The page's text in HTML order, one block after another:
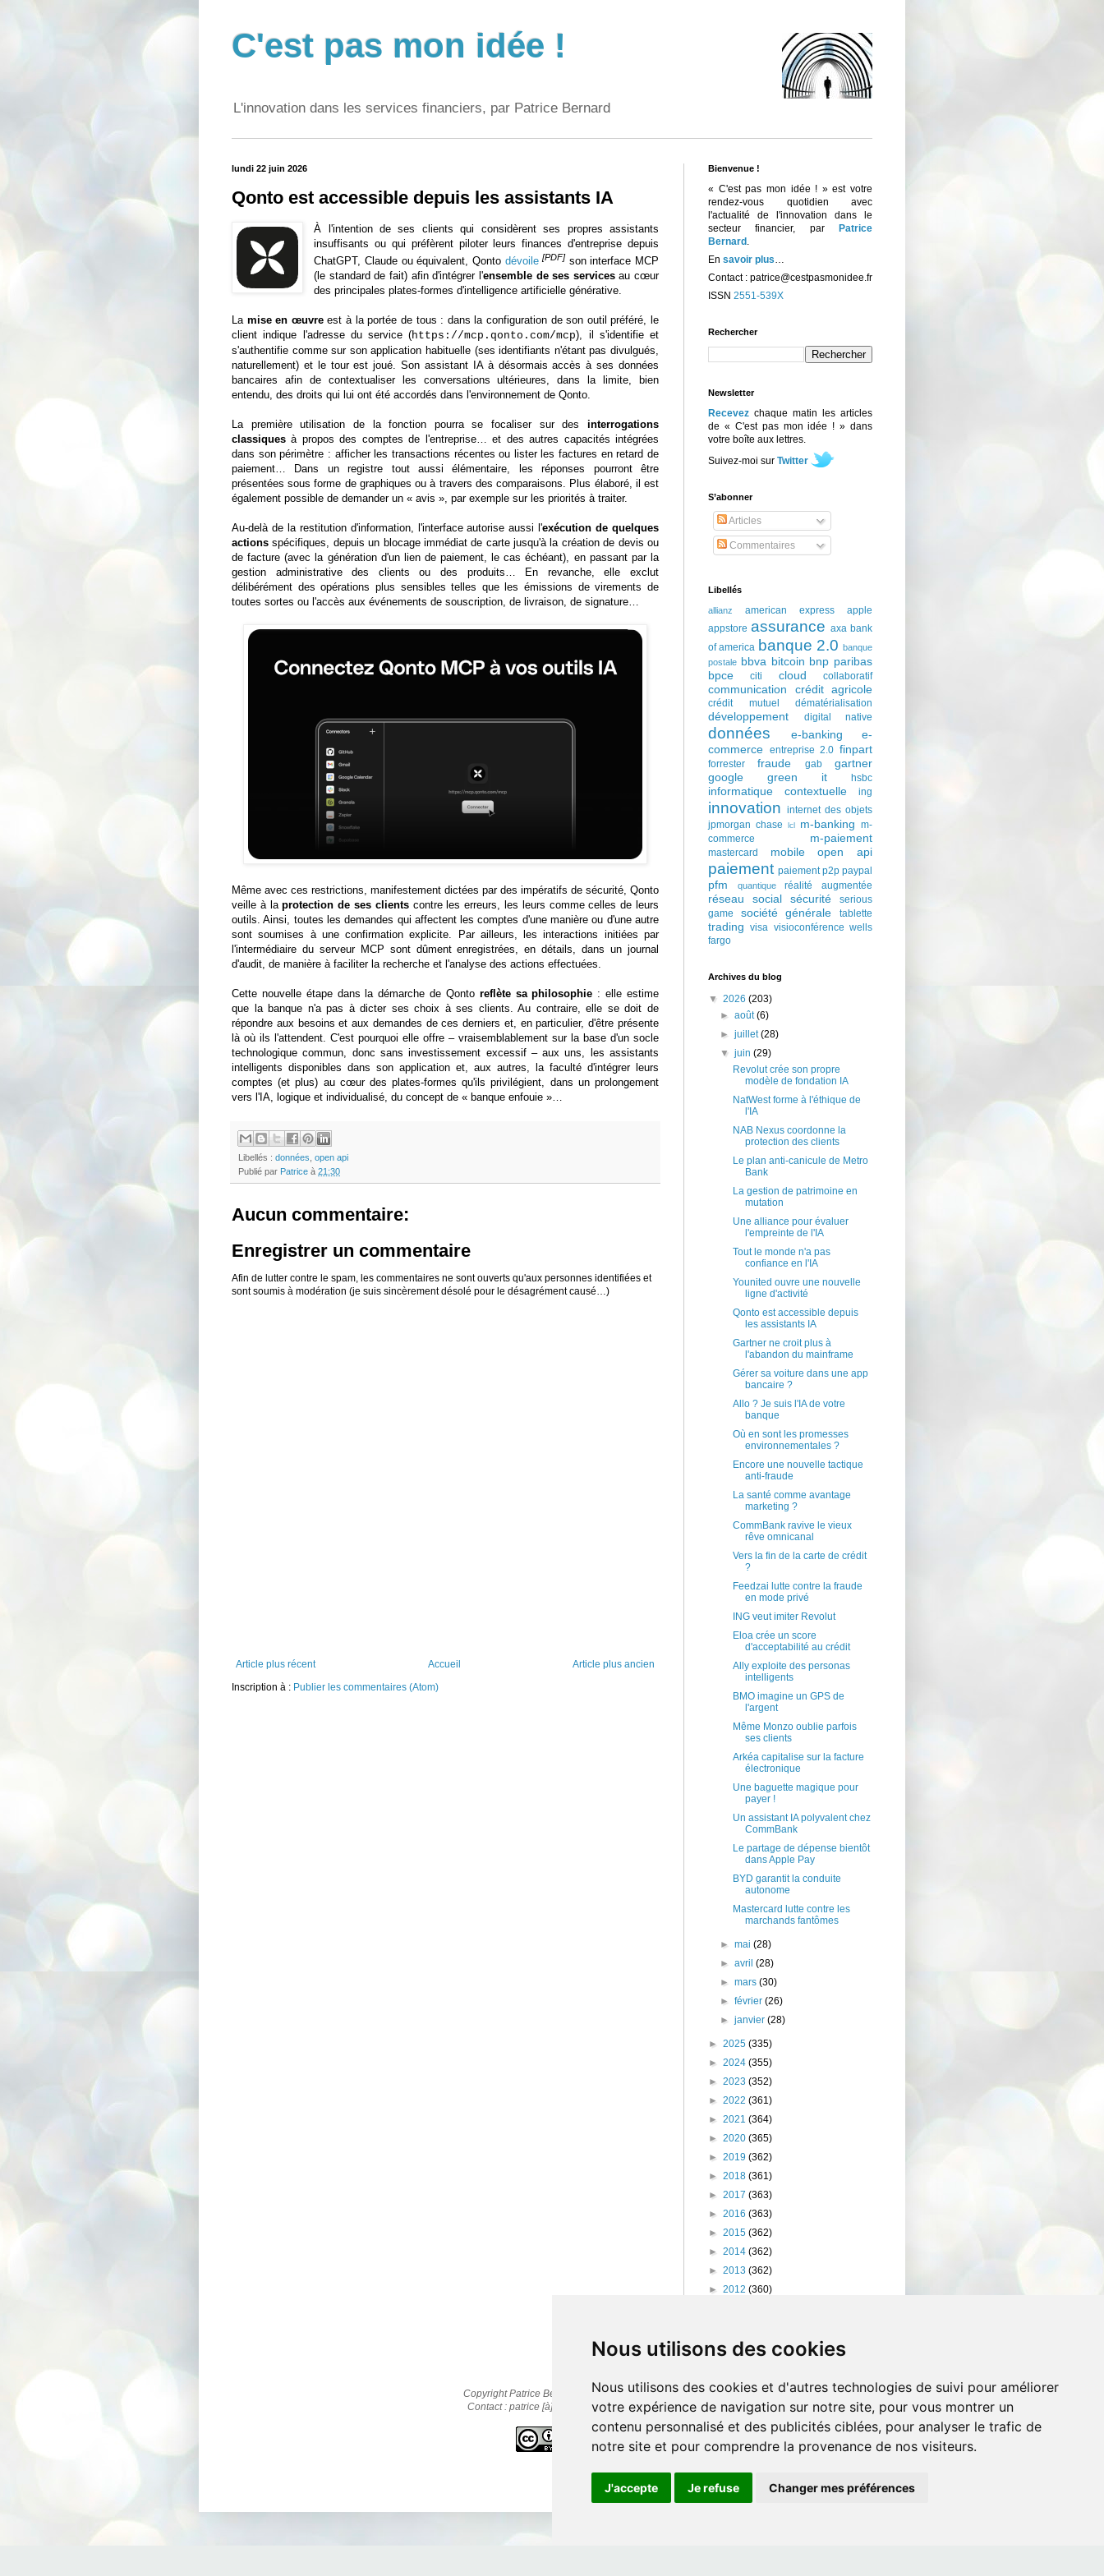
Nous utilisons des cookies
Nous utilisons des cookies et d'autres technologies de suivi pour améliorer
votre expérience de navigation sur notre site, pour vous montrer un
contenu personnalisé et des publicités ciblées, pour analyser le trafic de
notre site et pour comprendre la provenance de nos visiteurs.
J'accepte Je refuse Changer mes préférences
C'est pas mon idée !
L'innovation dans les services financiers, par Patrice Bernard
lundi 22 juin 2026
Qonto est accessible depuis les assistants IA
À l'intention de ses clients qui considèrent ses propres assistants
insuffisants ou qui préfèrent piloter leurs finances d'entreprise depuis
ChatGPT, Claude ou équivalent, Qonto dévoile [PDF]son interface MCP
(le standard de fait) afin d'intégrer l'ensemble de ses servicesau cœur
des principales plates-formes d'intelligence artificielle générative.
La mise en œuvreest à la portée de tous : dans la configuration de son outil préféré, le
client indique l'adresse du service (https://mcp.qonto.com/mcp), il s'identifie et
s'authentifie comme sur son application habituelle (ses identifiants n'étant pas divulgués,
naturellement) et le tour est joué. Son assistant IA à désormais accès à ses données
bancaires afin de contextualiser les conversations ultérieures, dans la limite, bien
entendu, des droits qui lui ont été accordés dans l'environnement de Qonto.
La première utilisation de la fonction pourra se focaliser sur des interrogations
classiques à propos des comptes de l'entreprise… et des autres capacités intégrées
dans son périmètre : afficher les transactions récentes ou lister les factures en retard de
paiement… Dans un registre tout aussi élémentaire, les réponses pourront être
présentées sous forme de graphiques ou à travers des comparaisons. Plus élaboré, il est
également possible de demander un « avis », par exemple sur les priorités à traiter.
Au-delà de la restitution d'information, l'interface autorise aussi l'exécution de quelques
actions spécifiques, depuis un blocage immédiat de carte jusqu'à la création de devis ou
de facture (avec la génération d'un lien de paiement, le cas échéant), en passant par la
gestion administrative des clients ou des produits… En revanche, elle exclut
délibérément des opérations plus sensibles telles que les émissions de virements de
toutes sortes ou l'accès aux événements de souscription, de livraison, de signature…
Même avec ces restrictions, manifestement dictées par des impératifs de sécurité, Qonto
veille à laprotection de ses clientscontre les erreurs, les leurs comme celles de leurs
outils. Ainsi, toutes les demandes qui affectent les comptes d'une manière ou d'une autre
sont soumises à une confirmation explicite. Par ailleurs, les interactions initiées par
l'intermédiaire du serveur MCP sont dûment enregistrées, en détails, dans un journal
d'audit, de manière à faciliter la recherche et l'analyse des actions effectuées.
Cette nouvelle étape dans la démarche de Qonto reflète sa philosophie : elle estime
que la banque n'a pas à dicter ses choix à ses clients. Au contraire, elle se doit de
répondre aux besoins et aux demandes de ces derniers et, en particulier, d'être présente
là où ils l'attendent. C'est pourquoi elle offre – vraisemblablement sur la base d'un socle
technologique commun, donc sans investissement excessif – aux uns, les assistants
intelligents disponibles dans son application et, aux autres, la faculté d'intégrer leurs
comptes (et plus) au cœur des plates-formes qu'ils privilégient, dans un prolongement
vers l'IA, logique et individualisé, du concept de « banque enfouie »…
Libellés : données open api
Publié par Patrice à 21:30
Aucun commentaire:
Enregistrer un commentaire
Afin de lutter contre le spam, les commentaires ne sont ouverts qu'aux personnes identifiées et
sont soumis à modération (je suis sincèrement désolé pour le désagrément causé…)
Article plus récent Article plus ancien
Accueil
Inscription à : Publier les commentaires (Atom)
Bienvenue !
« C'est pas mon idée ! » est votre
rendez-vous quotidien avec
l'actualité de l'innovation dans le
secteur financier, par
Patrice
Bernard .
En savoir plus…
Contact : patrice@cestpasmonidee.fr
ISSN 2551-539X
Rechercher
Newsletter
Recevez chaque matin les articles
de « C'est pas mon idée ! » dans
votre boîte aux lettres.
Suivez-moi sur Twitter
S’abonner
Articles
Commentaires
Libellés
allianz american express
apple
appstore assurance axa bank
of america banque 2.0 banque
postale bbva bitcoin bnp paribas
bpce
citi cloud collaboratif
communication crédit agricole
crédit mutuel dématérialisation
développement digital native
données e-banking
e-
commerce entreprise 2.0 finpart
forrester fraude gab
gartner
google
green it hsbc
informatique contextuelle ing
innovation internet des objets
jpmorgan chase
lcl m-banking m-
commerce
m-paiement
mastercard mobile open api
paiement paiement p2p paypal
pfm quantique réalité augmentée
réseau social sécurité
serious
game
société générale tablette
trading visa visioconférence wells
fargo
Archives du blog
▼ 2026 (203)
►août(6)
►juillet(28)
▼juin(29)
Revolut crée son propre
modèle de fondation IA
NatWest forme à l'éthique de
l'IA
NAB Nexus coordonne la
protection des clients
Le plan anti-canicule de Metro
Bank
La gestion de patrimoine en
mutation
Une alliance pour évaluer
l'empreinte de l'IA
Tout le monde n'a pas
confiance en l'IA
Younited ouvre une nouvelle
ligne d'activité
Qonto est accessible depuis
les assistants IA
Gartner ne croit plus à
l'abandon du mainframe
Gérer sa voiture dans une app
bancaire ?
Allo ? Je suis l'IA de votre
banque
Où en sont les promesses
environnementales ?
Encore une nouvelle tactique
anti-fraude
La santé comme avantage
marketing ?
CommBank ravive le vieux
rêve omnicanal
Vers la fin de la carte de crédit
?
Feedzai lutte contre la fraude
en mode privé
ING veut imiter Revolut
Eloa crée un score
d'acceptabilité au crédit
Ally exploite des personas
intelligents
BMO imagine un GPS de
l'argent
Même Monzo oublie parfois
ses clients
Arkéa capitalise sur la facture
électronique
Une baguette magique pour
payer !
Un assistant IA polyvalent chez
CommBank
Le partage de dépense bientôt
dans Apple Pay
BYD garantit la conduite
autonome
Mastercard lutte contre les
marchands fantômes
►mai(28)
►avril(28)
►mars(30)
►février(26)
►janvier(28)
► 2025 (335)
► 2024 (355)
► 2023 (352)
► 2022 (361)
► 2021 (364)
► 2020 (365)
► 2019 (362)
► 2018 (361)
► 2017 (363)
► 2016 (363)
► 2015 (362)
► 2014 (362)
► 2013 (362)
► 2012 (360)
Copyright Patrice Bernard © 2010-2025
Contact : patrice [à] cestpasmonidee.fr